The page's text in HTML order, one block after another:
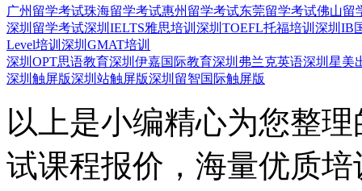
广州留学考试珠海留学考试惠州留学考试东莞留学考试佛山留
深圳留学考试深圳IELTS雅思培训 深圳TOEFL托福培训 深圳IB
Level培训 深圳GMAT培训
深圳OPT思语教育深圳伊嘉国际教育深圳弗兰克英语深圳星美
深圳触屏版深圳站触屏版深圳留智国际触屏版
以上是小编精心为您整
试课程报价，海量优质